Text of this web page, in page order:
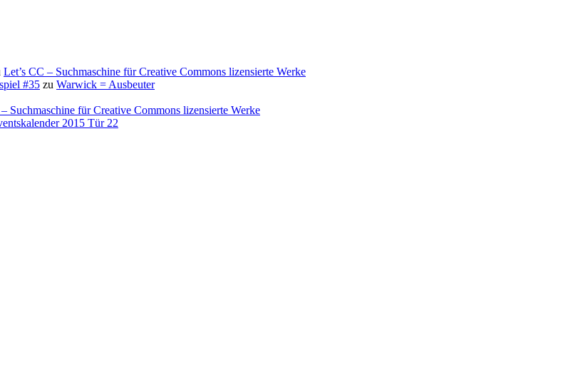
Let’s CC – Suchmaschine für Creative Commons lizensierte Werke
#35 zu Warwick = Ausbeuter
Suchmaschine für Creative Commons lizensierte Werke
2015 Tür 22